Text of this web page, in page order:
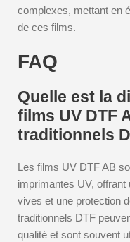
complexes, mettant en
de ces films.
FAQ
Quelle est la
films UV DTF
traditionnels
Les films UV DTF AB
imprimantes UV,
vives et une protection
traditionnels DTF
qualité et sont souvent